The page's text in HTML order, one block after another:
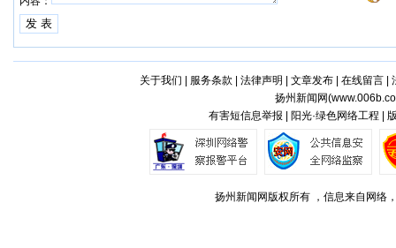
关于我们 服务条款 法律声明 文章发布| 在线留言|
扬州新闻网(
有害短信息举报 | 阳光·绿色网络工程 |
扬州新闻网版权所有 ，信息来自网络